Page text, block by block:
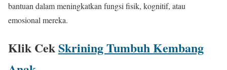
bantuan dalam meningkatkan fungsi fisik, kognitif, atau
emosional mereka.
Klik CekSkrining Tumbuh Kembang